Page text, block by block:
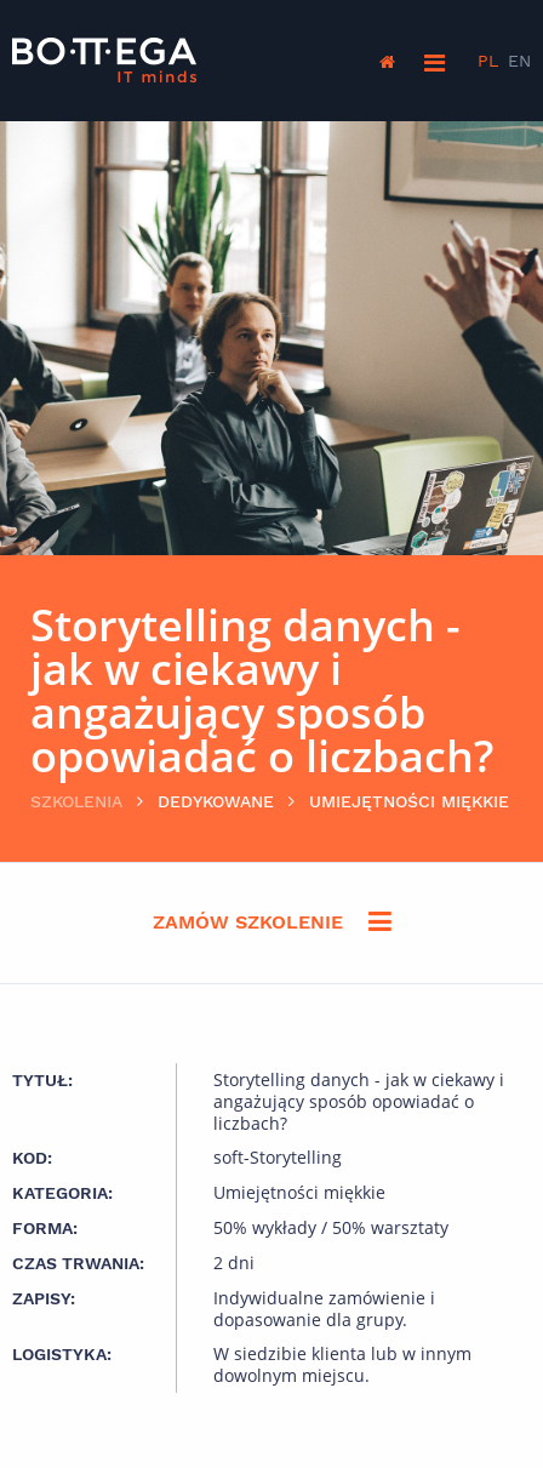
PL EN
Storytelling danych -
jak w ciekawy i
angażujący sposób
opowiadać o liczbach?
SZKOLENIA DEDYKOWANE UMIEJĘTNOŚCI MIĘKKIE
ZAMÓW SZKOLENIE
TYTUŁ:
Storytelling danych - jak w ciekawy i
angażujący sposób opowiadać o
liczbach?
KOD: soft-Storytelling
KATEGORIA: Umiejętności miękkie
FORMA: 50% wykłady / 50% warsztaty
CZAS TRWANIA: 2 dni
ZAPISY:
Indywidualne zamówienie i
dopasowanie dla grupy.
LOGISTYKA:
W siedzibie klienta lub w innym
dowolnym miejscu.